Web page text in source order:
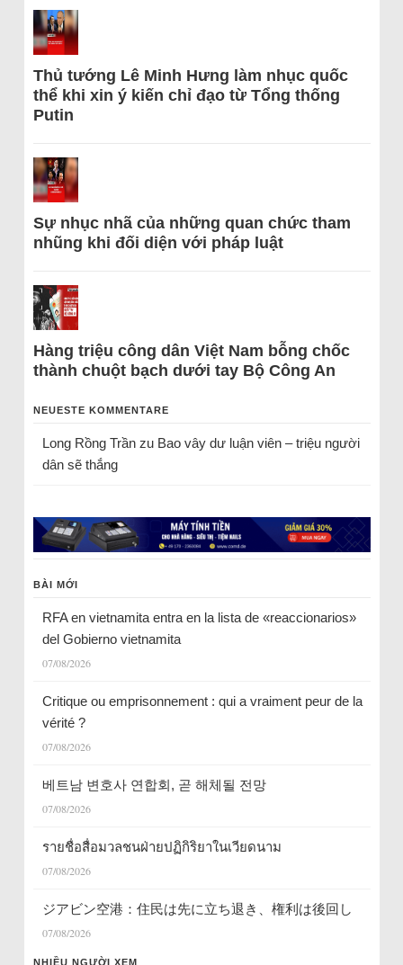
Thủ tướng Lê Minh Hưng làm nhục quốc
thể khi xin ý kiến chỉ đạo từ Tổng thống
Putin
Sự nhục nhã của những quan chức tham
nhũng khi đối diện với pháp luật
Hàng triệu công dân Việt Nam bỗng chốc
thành chuột bạch dưới tay Bộ Công An
NEUESTE KOMMENTARE
Long Rồng Trầnzu Bao vây dư luận viên – triệu người
dân sẽ thắng
BÀI MỚI
RFA en vietnamita entra en la lista de «reaccionarios»
del Gobierno vietnamita
07/08/2026
Critique ou emprisonnement : qui a vraiment peur de la
vérité ?
07/08/2026
베트남 변호사 연합회, 곧 해체될 전망
07/08/2026
รายชื่อสื่อมวลชนฝ่ายปฏิกิริยาในเวียดนาม
07/08/2026
ジアビン空港：住民は先に立ち退き、権利は後回し
07/08/2026
NHIỀU NGƯỜI XEM